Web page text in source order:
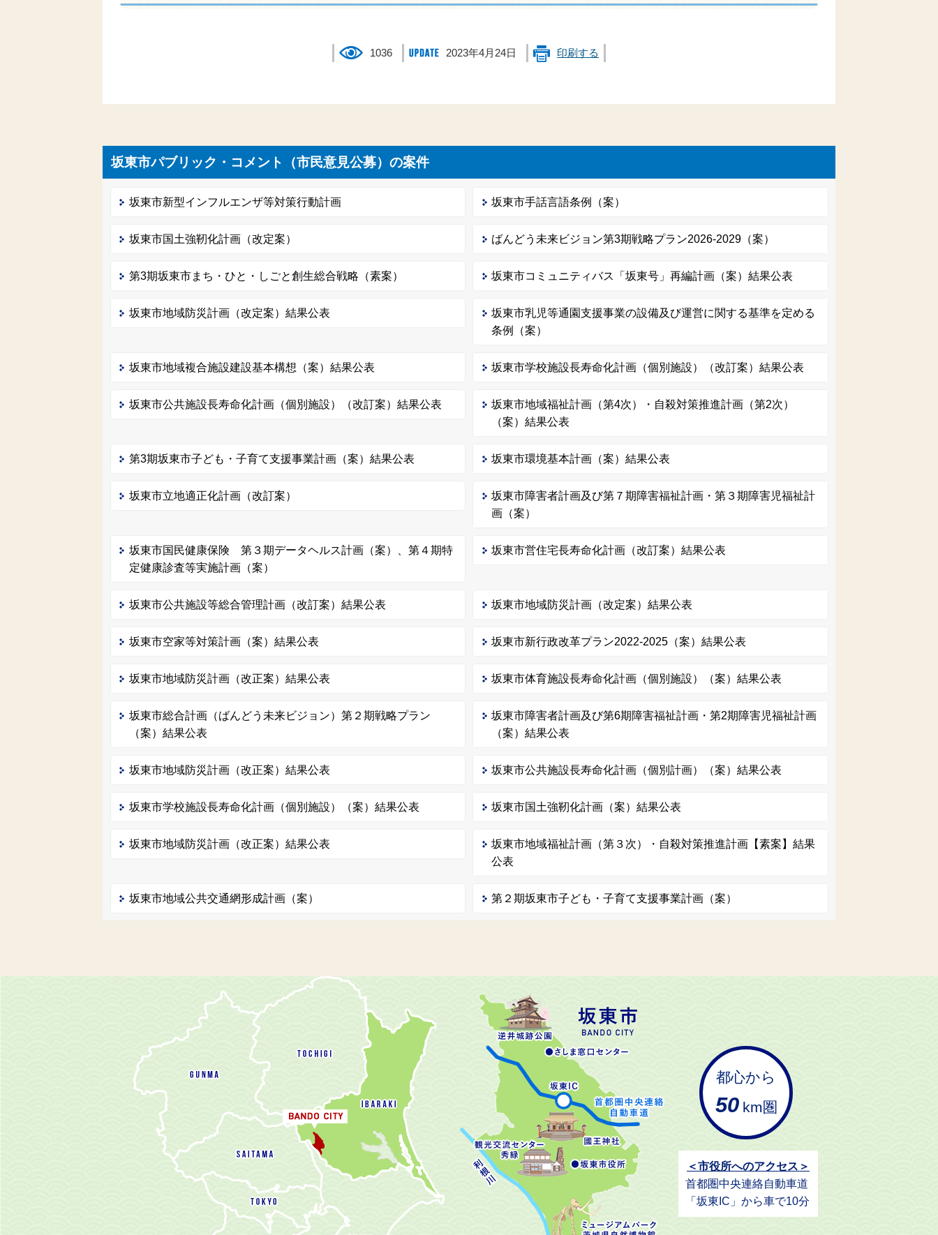
1036 2023年4月24日 印刷する
坂東市パブリック・コメント（市民意見公募）の案件
坂東市新型インフルエンザ等対策行動計画 坂東市手話言語条例（案）
坂東市国土強靭化計画（改定案） ばんどう未来ビジョン第3期戦略プラン2026-2029（案）
第3期坂東市まち・ひと・しごと創生総合戦略（素案） 坂東市コミュニティバス「坂東号」再編計画（案）結果公表
坂東市地域防災計画（改定案）結果公表
坂東市乳児等通園支援事業の設備及び運営に関する基準を定める
条例（案）
坂東市地域複合施設建設基本構想（案）結果公表 坂東市学校施設長寿命化計画（個別施設）（改訂案）結果公表
坂東市公共施設長寿命化計画（個別施設）（改訂案）結果公表
坂東市地域福祉計画（第4次）・自殺対策推進計画（第2次）
（案）結果公表
第3期坂東市子ども・子育て支援事業計画（案）結果公表 坂東市環境基本計画（案）結果公表
坂東市立地適正化計画（改訂案）
坂東市障害者計画及び第７期障害福祉計画・第３期障害児福祉計
画（案）
坂東市国民健康保険 第３期データヘルス計画（案）、第４期特
定健康診査等実施計画（案）
坂東市営住宅長寿命化計画（改訂案）結果公表
坂東市公共施設等総合管理計画（改訂案）結果公表 坂東市地域防災計画（改定案）結果公表
坂東市空家等対策計画（案）結果公表 坂東市新行政改革プラン2022-2025（案）結果公表
坂東市地域防災計画（改正案）結果公表 坂東市体育施設長寿命化計画（個別施設）（案）結果公表
坂東市総合計画（ばんどう未来ビジョン）第２期戦略プラン
（案）結果公表
坂東市障害者計画及び第6期障害福祉計画・第2期障害児福祉計画
（案）結果公表
坂東市地域防災計画（改正案）結果公表 坂東市公共施設長寿命化計画（個別計画）（案）結果公表
坂東市学校施設長寿命化計画（個別施設）（案）結果公表 坂東市国土強靭化計画（案）結果公表
坂東市地域防災計画（改正案）結果公表
坂東市地域福祉計画（第３次）・自殺対策推進計画【素案】結果
公表
坂東市地域公共交通網形成計画（案） 第２期坂東市子ども・子育て支援事業計画（案）
都心から
50 km圏
＜市役所へのアクセス＞
首都圏中央連絡自動車道
「坂東IC」から車で10分